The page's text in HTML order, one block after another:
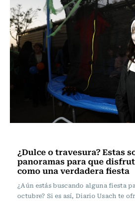
¿Dulce o travesura? Estas
panoramas para que
como una verdadera fiesta
¿Aún estás buscando alguna fiesta
octubre? Si es así, Diario Usach te